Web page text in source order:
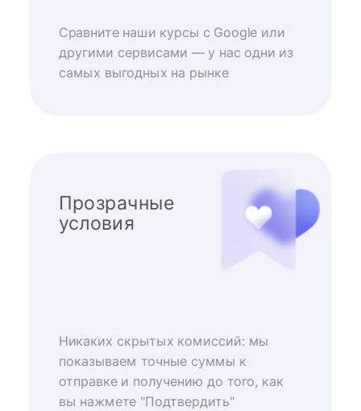
Сравните наши курсы с Google или
другими сервисами — у нас одни из
самых выгодных на рынке
Прозрачные
условия
Никаких скрытых комиссий: мы
показываем точные суммы к
отправке и получению до того, как
вы нажмете "Подтвердить"